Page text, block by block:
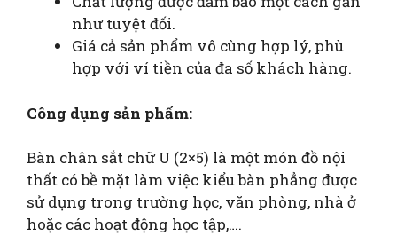
như tuyệt đối.
Giá cả sản phẩm vô cùng hợp lý, phù
hợp với ví tiền của đa số khách hàng.
Công dụng sản phẩm:
Bàn chân sắt chữ U (2×5) là một món đồ nội
thất có bề mặt làm việc kiểu bàn phẳng được
sử dụng trong trường học, văn phòng, nhà ở
hoặc các hoạt động học tập,….